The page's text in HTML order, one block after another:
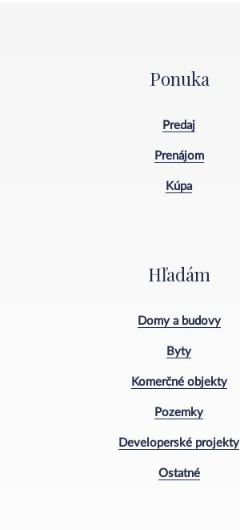
Ponuka
Predaj
Prenájom
Kúpa
Hľadám
Domy a budovy
Byty
Komerčné objekty
Pozemky
Developerské projekty
Ostatné